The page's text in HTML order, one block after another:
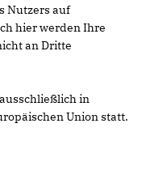
Nutzers auf
hier werden Ihre
an Dritte
in
Union statt.